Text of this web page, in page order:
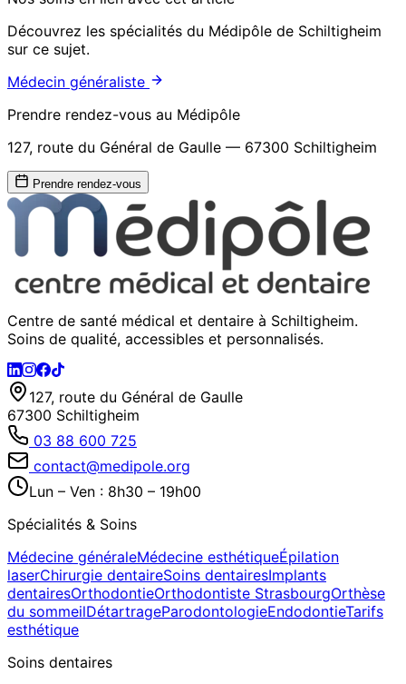
Découvrez les spécialités du Médipôle de Schiltigheim
sur ce sujet.
Médecin généraliste
Prendre rendez-vous au Médipôle
127, route du Général de Gaulle — 67300 Schiltigheim
Prendre rendez-vous
Centre de santé médical et dentaire à Schiltigheim.
Soins de qualité, accessibles et personnalisés.
127, route du Général de Gaulle
67300 Schiltigheim
03 88 600 725
contact@medipole.org
Lun – Ven : 8h30 – 19h00
Spécialités & Soins
Médecine généraleMédecine esthétiqueÉpilation
laserChirurgie dentaireSoins dentairesImplants
dentairesOrthodontieOrthodontiste StrasbourgOrthèse
du sommeilDétartrageParodontologieEndodontieTarifs
esthétique
Soins dentaires